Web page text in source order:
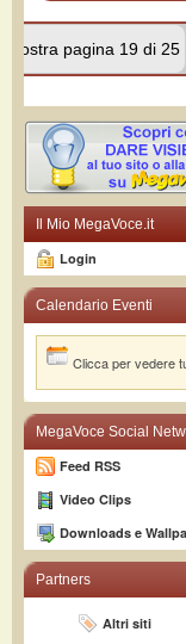
Mostra pagina 19 di 25
Il Mio MegaVoce.it
Login
Calendario Eventi
Clicca per vedere
MegaVoce Social
Feed RSS
Video Clips
Downloads e
Partners
Altri siti